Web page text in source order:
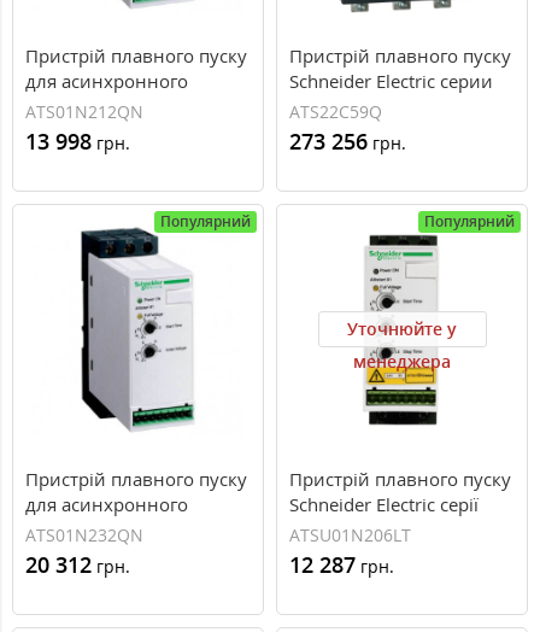
Пристрій плавного пуску
для асинхронного
двигуна 5,5 кВт Schneider
Electric Altistart 01
ATS01N212QN
ATS01N212QN
13 998 грн.
Пристрій плавного пуску
Schneider Electric серии
Altistart ATS22 590A 400В
(ATS22C59Q)
ATS22C59Q
273 256 грн.
Популярний
Пристрій плавного пуску
для асинхронного
двигуна 15 кВт Schneider
Electric Altistart 01
ATS01N232QN
ATS01N232QN
20 312 грн.
Популярний
Уточнюйте у
менеджера
Пристрій плавного пуску
Schneider Electric серії
Altistart ATSU01 6A 400В
(ATSU01N206LT)
ATSU01N206LT
12 287 грн.